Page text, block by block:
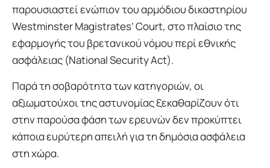
παρουσιαστεί ενώπιον του αρμόδιου δικαστηρίου
Westminster Magistrates’ Court, στο πλαίσιο της
εφαρμογής του βρετανικού νόμου περί εθνικής
ασφάλειας (National Security Act).
Παρά τη σοβαρότητα των κατηγοριών, οι
αξιωματούχοι της αστυνομίας ξεκαθαρίζουν ότι
στην παρούσα φάση των ερευνών δεν προκύπτει
κάποια ευρύτερη απειλή για τη δημόσια ασφάλεια
στη χώρα.